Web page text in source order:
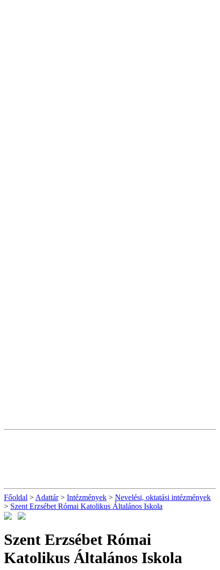
Főoldal > Adattár> Intézmények > Nevelési, oktatási intézmények
> Szent Erzsébet Római Katolikus Általános Iskola
Szent Erzsébet Római
Katolikus Általános Iskola